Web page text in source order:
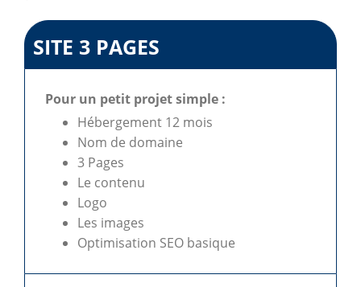
SITE 3 PAGES
Pour un petit projet simple :
Hébergement 12 mois
Nom de domaine
3 Pages
Le contenu
Logo
Les images
Optimisation SEO basique